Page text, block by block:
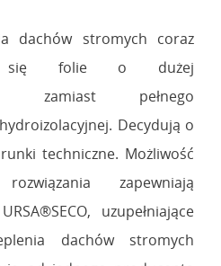
dachów stromych coraz
się folie o dużej
zamiast pełnego
Decydują o
techniczne. Możliwość
zapewniają
uzupełniające
dachów stromych